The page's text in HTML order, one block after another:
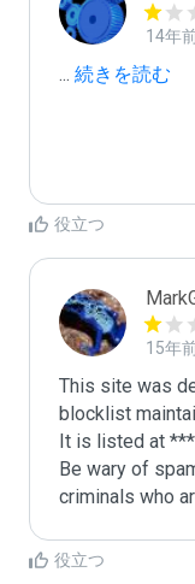
14年
... 続きを読む
役立つ
15年
This site was
blocklist
It is listed at
Be wary of
criminals who
役立つ